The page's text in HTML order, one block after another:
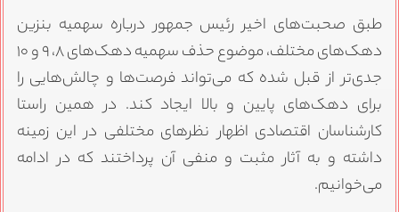
طبق صحبت‌های اخیر رئیس جمهور درباره سهمیه بنزین
دهک‌های مختلف، موضوع حذف سهمیه دهک‌های ۸، ۹ و ۱۰
جدی‌تر از قبل شده که می‌تواند فرصت‌ها و چالش‌هایی را
برای دهک‌های پایین و بالا ایجاد کند. در همین راستا
کارشناسان اقتصادی اظهار نظرهای مختلفی در این زمینه
داشته و به آثار مثبت و منفی آن پرداختند که در ادامه
می‌خوانیم.